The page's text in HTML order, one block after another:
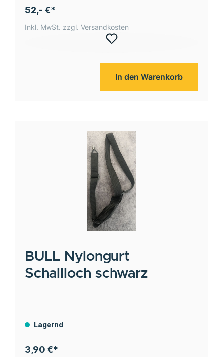
52,- €*
Inkl. MwSt. zzgl. Versandkosten
In den Warenkorb
BULL Nylongurt
Schallloch schwarz
Lagernd
3,90 €*